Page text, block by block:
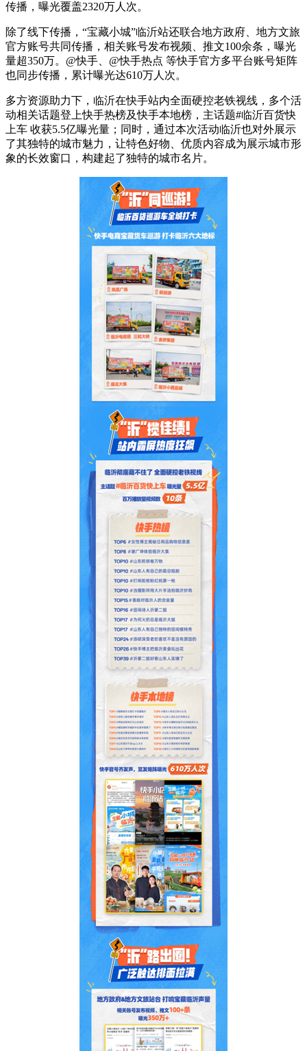
传播，曝光覆盖2320万人次。
除了线下传播，“宝藏小城”临沂站还联合地方政府、地方文旅
官方账号共同传播，相关账号发布视频、推文100余条，曝光
量超350万。@快手、@快手热点 等快手官方多平台账号矩阵
也同步传播，累计曝光达610万人次。
多方资源助力下，临沂在快手站内全面硬控老铁视线，多个活
动相关话题登上快手热榜及快手本地榜，主话题#临沂百货快
上车 收获5.5亿曝光量；同时，通过本次活动临沂也对外展示
了其独特的城市魅力，让特色好物、优质内容成为展示城市形
象的长效窗口，构建起了独特的城市名片。